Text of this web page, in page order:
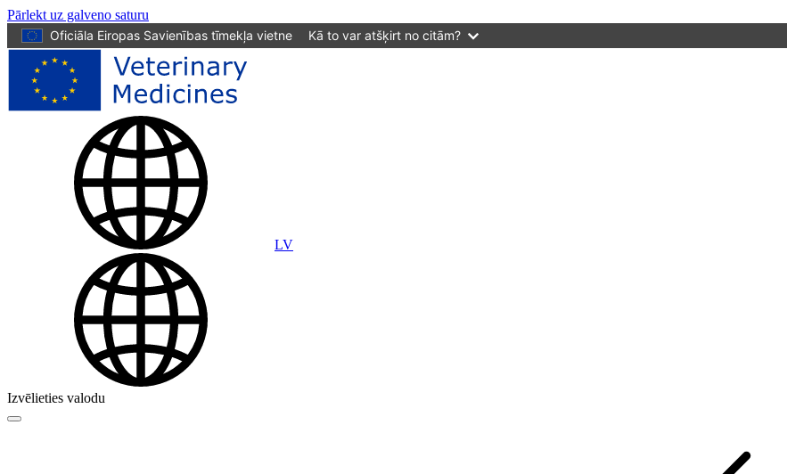
Pārlekt uz galveno saturu
Oficiāla Eiropas Savienības tīmekļa vietne
Kā to var atšķirt no citām?
LV
Izvēlieties valodu